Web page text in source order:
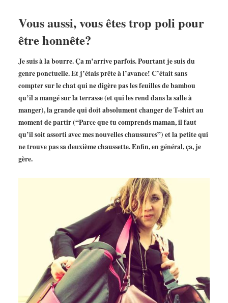
Vous aussi, vous êtes trop poli pour
être honnête?
Je suis à la bourre. Ça m’arrive parfois. Pourtant je suis du
genre ponctuelle. Et j’étais prête à l’avance! C’était sans
compter sur le chat qui ne digère pas les feuilles de bambou
qu’il a mangé sur la terrasse (et qui les rend dans la salle à
manger), la grande qui doit absolument changer de T-shirt au
moment de partir (“Parce que tu comprends maman, il faut
qu’il soit assorti avec mes nouvelles chaussures”) et la petite qui
ne trouve pas sa deuxième chaussette. Enfin, en général, ça, je
gère.